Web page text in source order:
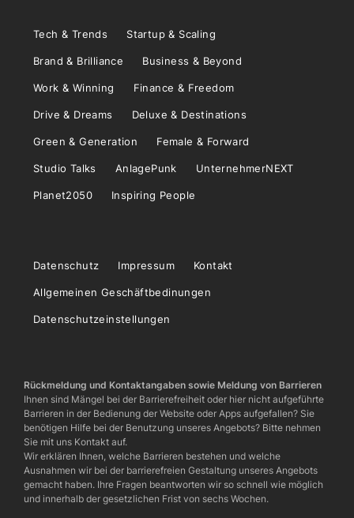
Tech & Trends Startup & Scaling
Brand & Brilliance Business & Beyond
Work & Winning Finance & Freedom
Drive & Dreams Deluxe & Destinations
Green & Generation Female & Forward
Studio Talks AnlagePunk UnternehmerNEXT
Planet2050 Inspiring People
Datenschutz Impressum Kontakt
Allgemeinen Geschäftbedinungen
Datenschutzeinstellungen
Rückmeldung und Kontaktangaben sowie Meldung von Barrieren
Ihnen sind Mängel bei der Barrierefreiheit oder hier nicht aufgeführte
Barrieren in der Bedienung der Website oder Apps aufgefallen? Sie
benötigen Hilfe bei der Benutzung unseres Angebots? Bitte nehmen
Sie mit uns Kontakt auf.
Wir erklären Ihnen, welche Barrieren bestehen und welche
Ausnahmen wir bei der barrierefreien Gestaltung unseres Angebots
gemacht haben. Ihre Fragen beantworten wir so schnell wie möglich
und innerhalb der gesetzlichen Frist von sechs Wochen.